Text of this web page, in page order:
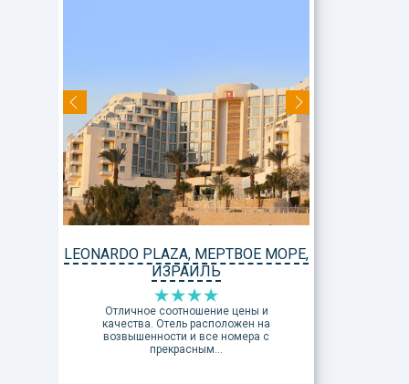
LEONARDO PLAZA, МЕРТВОЕ МОРЕ,
ИЗРАИЛЬ
Отличное соотношение цены и
качества. Отель расположен на
возвышенности и все номера с
прекрасным...